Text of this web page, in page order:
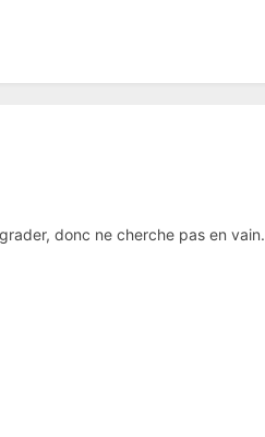
donc ne cherche pas en vain.